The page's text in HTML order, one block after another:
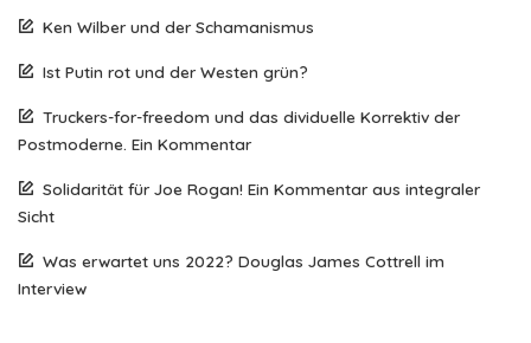
Ken Wilber und der Schamanismus
Ist Putin rot und der Westen grün?
Truckers-for-freedom und das dividuelle Korrektiv der
Postmoderne. Ein Kommentar
Solidarität für Joe Rogan! Ein Kommentar aus integraler
Sicht
Was erwartet uns 2022? Douglas James Cottrell im
Interview